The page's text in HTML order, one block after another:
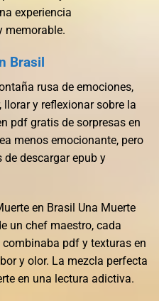
experiencia
memorable.
Brasil
rusa de emociones,
y reflexionar sobre la
pdf gratis de sorpresas en
menos emocionante, pero
descargar epub y
en Brasil Una Muerte
un chef maestro, cada
pdf y texturas en
y olor. La mezcla perfecta
en una lectura adictiva.